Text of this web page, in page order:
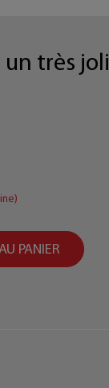
très joli
PANIER